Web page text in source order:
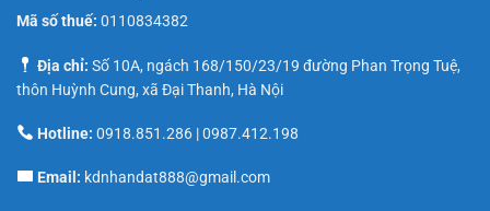
Mã số thuế: 0110834382
Địa chỉ: Số 10A, ngách 168/150/23/19 đường Phan Trọng Tuệ,
thôn Huỳnh Cung, xã Đại Thanh, Hà Nội
Hotline: 0918.851.286|0987.412.198
Email: kdnhandat888@gmail.com